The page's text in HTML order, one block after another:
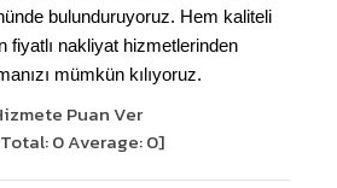
bulunduruyoruz. Hem kaliteli
fiyatlı nakliyat hizmetlerinden
mümkün kılıyoruz.
Puan Ver
0Average:0]